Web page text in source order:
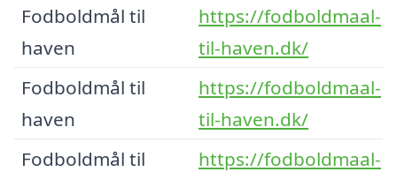
Fodboldmål til
haven
https://fodboldmaal-
til-haven.dk/
Fodboldmål til
haven
https://fodboldmaal-
til-haven.dk/
Fodboldmål til
https://fodboldmaal-